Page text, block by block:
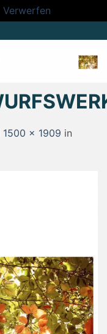
Verwerfen
1500 × 1909 in